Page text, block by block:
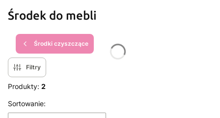
Środek do mebli
Środki czyszczące
Filtry
Produkty: 2
Lista produktów
Sortowanie: